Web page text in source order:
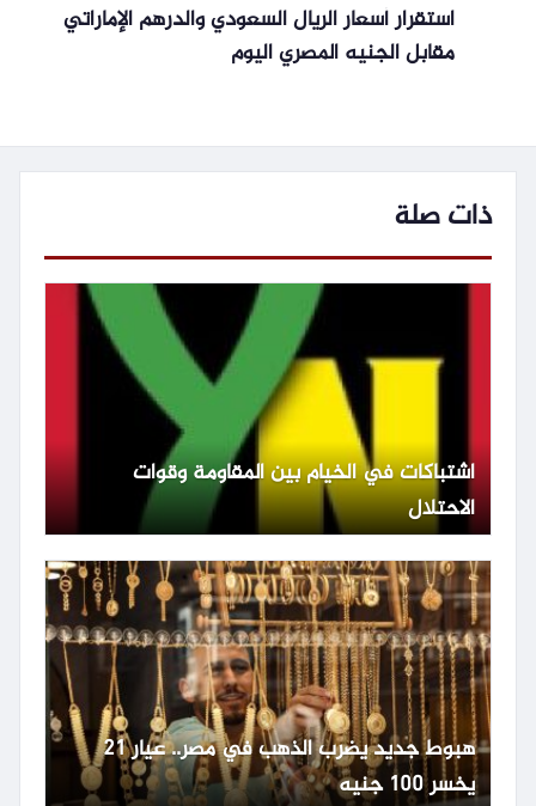
استقرار أسعار الريال السعودي والدرهم الإماراتي
مقابل الجنيه المصري اليوم
ذات صلة
اشتباكات في الخيام بين المقاومة وقوات
الاحتلال
هبوط جديد يضرب الذهب في مصر.. عيار 21
يخسر 100 جنيه